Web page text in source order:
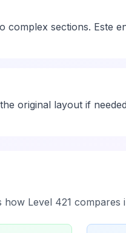
sections. Este
original layout if
how Level 421 compares